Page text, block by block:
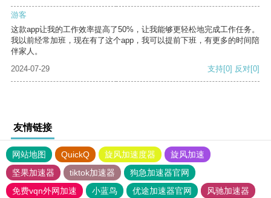
游客
这款app让我的工作效率提高了50%，让我能够更轻松地完成工作任务。
我以前经常加班，现在有了这个app，我可以提前下班，有更多的时间陪
伴家人。
2024-07-29
支持[0] 反对[0]
友情链接
网站地图 QuickQ 旋风加速度器
旋风加速
坚果加速器
tiktok加速器
狗急加速器官网
免费vqn外网加速
小蓝鸟 优途加速器官网
风驰加速器